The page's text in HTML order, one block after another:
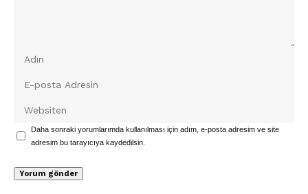
Daha sonraki yorumlarımda kullanılması için adım, e-posta adresim ve site
adresim bu tarayıcıya kaydedilsin.